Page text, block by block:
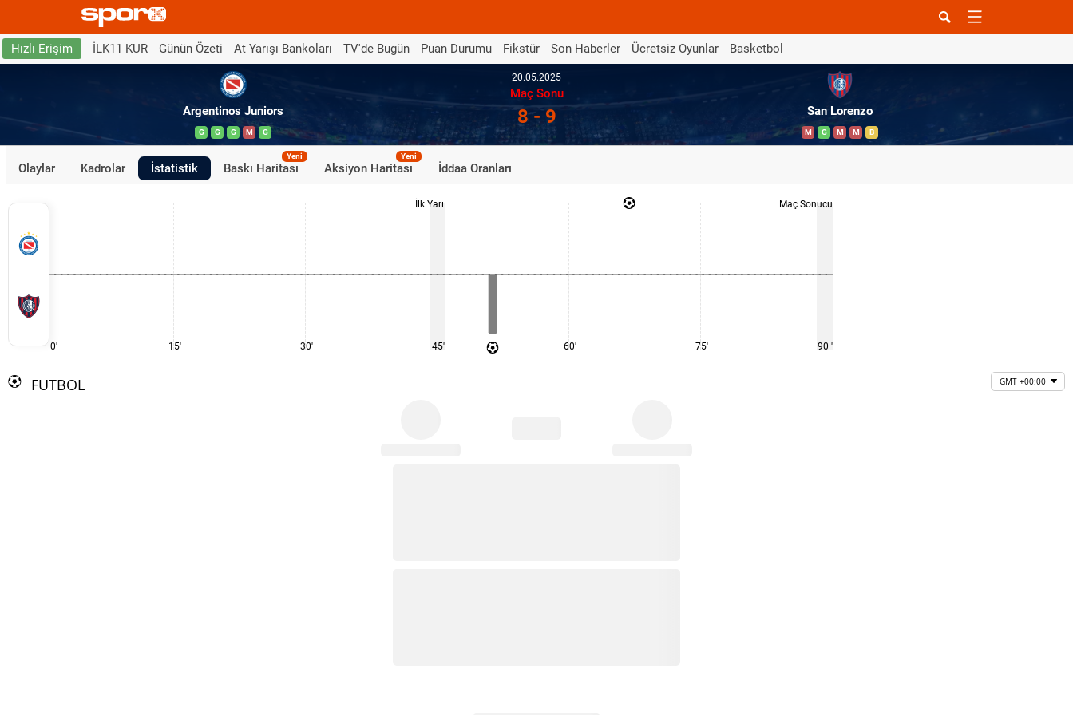
Hızlı Erişim İLK11 KUR Günün Özeti At Yarışı Bankoları TV'de Bugün Puan Durumu Fikstür Son Haberler Ücretsiz Oyunlar Basketbol
Argentinos Juniors
G G G M G
20.05.2025
Maç Sonu
8 - 9 San Lorenzo
M G M M B
Olaylar Kadrolar İstatistik Baskı Haritası
Yeni
Aksiyon Haritası
Yeni
İddaa Oranları
0' 15' 30'
İlk Yarı
45' 60' 75'
Maç Sonucu
90 '
FUTBOL GMT +00:00